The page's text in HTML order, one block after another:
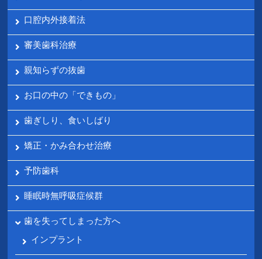
口腔内外接着法
審美歯科治療
親知らずの抜歯
お口の中の「できもの」
歯ぎしり、食いしばり
矯正・かみ合わせ治療
予防歯科
睡眠時無呼吸症候群
歯を失ってしまった方へ
インプラント